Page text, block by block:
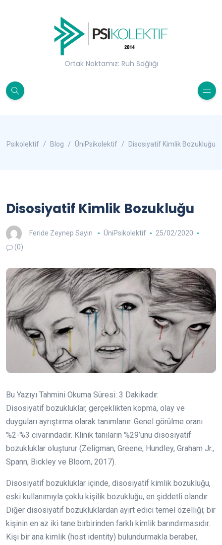
Ortak Noktamız: Ruh Sağlığı
Psikolektif Blog ÜniPsikolektif Disosiyatif Kimlik Bozukluğu
Disosiyatif Kimlik Bozukluğu
Feride Zeynep Sayın ÜniPsikolektif
25/02/2020
(0)
Bu Yazıyı Tahmini Okuma Süresi: 3 Dakikadır.
Disosiyatif bozukluklar, gerçeklikten kopma, olay ve
duyguları ayrıştırma olarak tanımlanır. Genel görülme oranı
%2-%3 civarındadır. Klinik tanıların %29’unu disosiyatif
bozukluklar oluşturur (Zeligman, Greene, Hundley, Graham Jr.,
Spann, Bickley ve Bloom, 2017).
Disosiyatif bozukluklar içinde, disosiyatif kimlik bozukluğu,
eski kullanımıyla çoklu kişilik bozukluğu, en şiddetli olandır.
Diğer disosiyatif bozukluklardan ayırt edici temel özelliği; bir
kişinin en az iki tane birbirinden farklı kimlik barındırmasıdır.
Kişi bir ana kimlik (host identity) bulundurmakla beraber,